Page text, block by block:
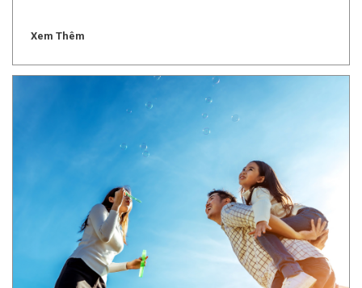
Xem Thêm